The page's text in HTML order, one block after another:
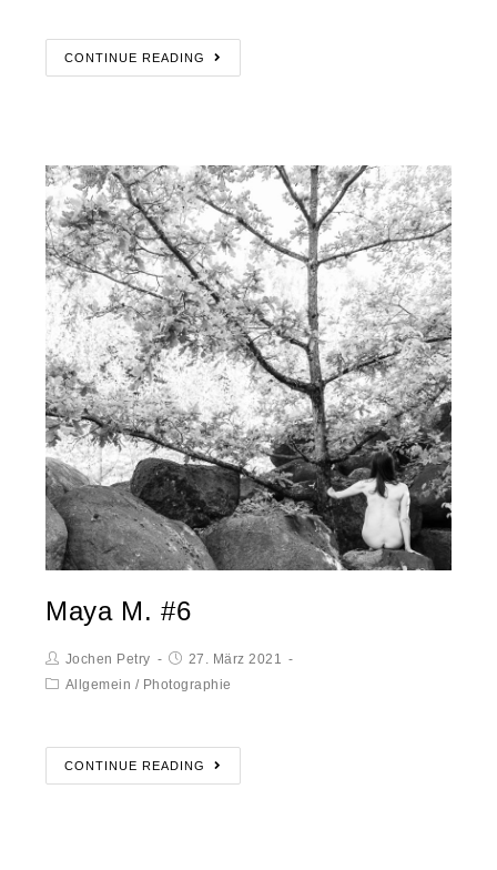
CONTINUE READING
Maya M. #6
Jochen Petry
27. März 2021
Allgemein / Photographie
CONTINUE READING